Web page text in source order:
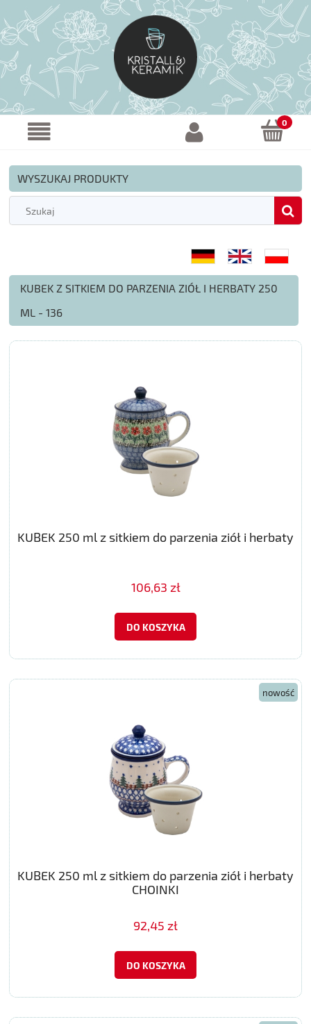
WYSZUKAJ PRODUKTY
KUBEK Z SITKIEM DO PARZENIA ZIÓŁ I HERBATY 250
ML - 136
KUBEK 250 ml z sitkiem do parzenia ziół i herbaty
106,63 zł
DO KOSZYKA
KUBEK 250 ml z sitkiem do parzenia ziół i herbaty
CHOINKI
92,45 zł
DO KOSZYKA
nowość